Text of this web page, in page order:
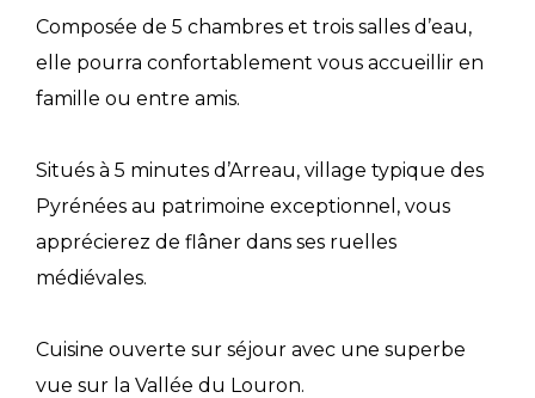
Composée de 5 chambres et trois salles d’eau,
elle pourra confortablement vous accueillir en
famille ou entre amis.
Situés à 5 minutes d’Arreau, village typique des
Pyrénées au patrimoine exceptionnel, vous
apprécierez de flâner dans ses ruelles
médiévales.
Cuisine ouverte sur séjour avec une superbe
vue sur la Vallée du Louron.